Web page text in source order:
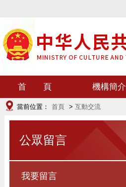
首 頁 機構簡介
當前位置： 首頁 > 互動交流
公眾留言
我要留言